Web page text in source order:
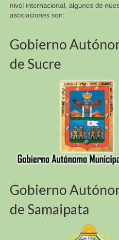
nivel internacional, algunos de
asociaciones son:
Gobierno
de Sucre
Gobierno
de Samaipata